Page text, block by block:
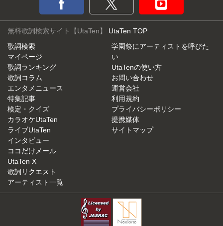
無料歌詞検索サイト【UtaTen】 UtaTen TOP
歌詞検索
マイページ
歌詞ランキング
歌詞コラム
エンタメニュース
特集記事
検定・クイズ
カラオケUtaTen
ライブUtaTen
インタビュー
ココだけメール
UtaTen X
歌詞リクエスト
アーティスト一覧
学園祭にアーティストを呼びた
い
UtaTenの使い方
お問い合わせ
運営会社
利用規約
プライバシーポリシー
提携媒体
サイトマップ